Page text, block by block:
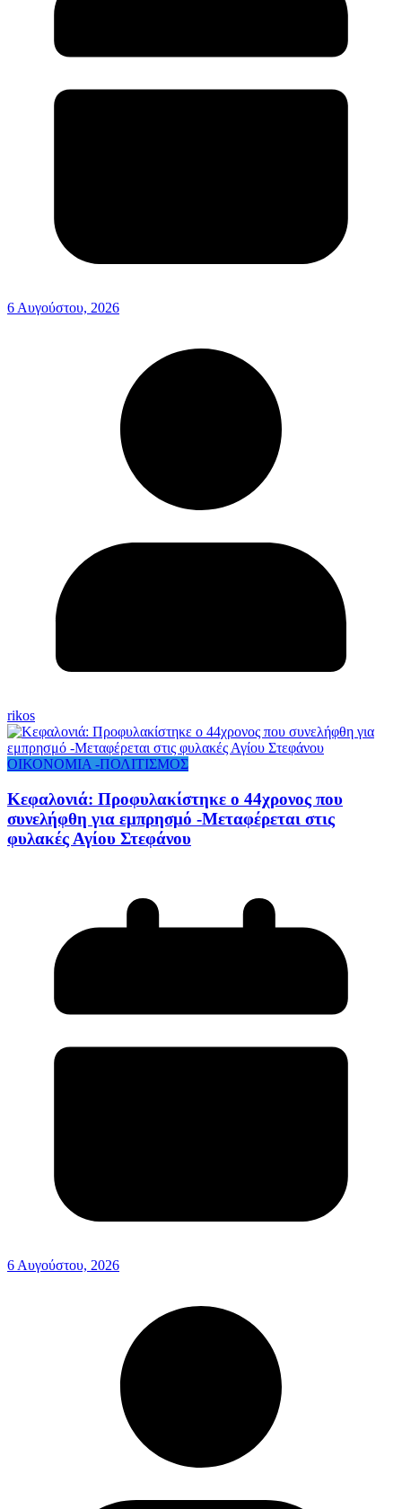
6 Αυγούστου, 2026
rikos
ΟΙΚΟΝΟΜΙΑ -ΠΟΛΙΤΙΣΜΟΣ
Κεφαλονιά: Προφυλακίστηκε ο 44χρονος που
συνελήφθη για εμπρησμό -Μεταφέρεται στις
φυλακές Αγίου Στεφάνου
6 Αυγούστου, 2026